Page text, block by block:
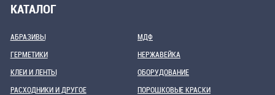
КАТАЛОГ
АБРАЗИВЫ
ГЕРМЕТИКИ
КЛЕИ И ЛЕНТЫ
МДФ
НЕРЖАВЕЙКА
ОБОРУДОВАНИЕ
РАСХОДНИКИ И ДРУГОЕ
ПОРОШКОВЫЕ КРАСКИ